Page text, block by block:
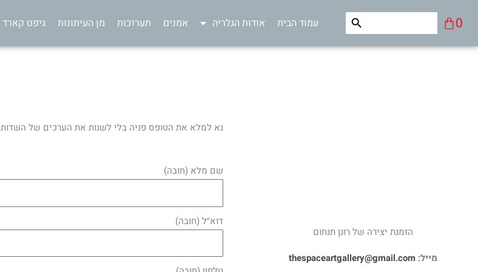
לתוכן0
עגלת
קניות
Search
Search Button
עמוד הבית אודות הגלריה אמנים תערוכות מן העיתונות גיפט קארד
הזמנת יצירה של רונן תנחום
מייל: thespaceartgallery@gmail.com
נא למלא את הטופס פניה בלי לשנות את הערכים של השדות Hash, תצוגה וגודל שהוזנו אוטומטית.
שם מלא (חובה)
דוא״ל (חובה)